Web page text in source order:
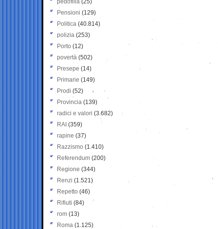
pedofilia (25)
Pensioni (129)
Politica (40.814)
polizia (253)
Porto (12)
povertà (502)
Presepe (14)
Primarie (149)
Prodi (52)
Provincia (139)
radici e valori (3.682)
RAI (359)
rapine (37)
Razzismo (1.410)
Referendum (200)
Regione (344)
Renzi (1.521)
Repetto (46)
Rifiuti (84)
rom (13)
Roma (1.125)